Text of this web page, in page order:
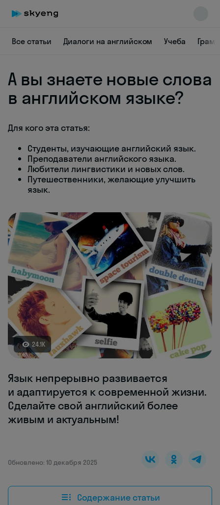
Все статьи Диалоги на английском Учеба
А вы знаете новые слова
в английском языке?
Для кого эта статья:
Студенты, изучающие английский язык.
Преподаватели английского языка.
Любители лингвистики и новых слов.
Путешественники, желающие улучшить
язык.
24.1K
Язык непрерывно развивается
и адаптируется к современной жизни.
Сделайте свой английский более
живым и актуальным!
Обновлено: 10 декабря 2025
Содержание статьи
Skyeng Chat